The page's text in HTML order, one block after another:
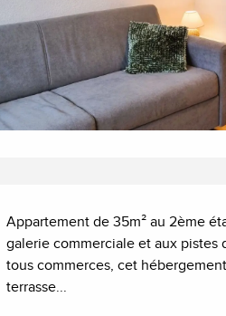
Description
Appartement de 35m² au 2ème
galerie commerciale et aux pistes
tous commerces, cet
terrasse...